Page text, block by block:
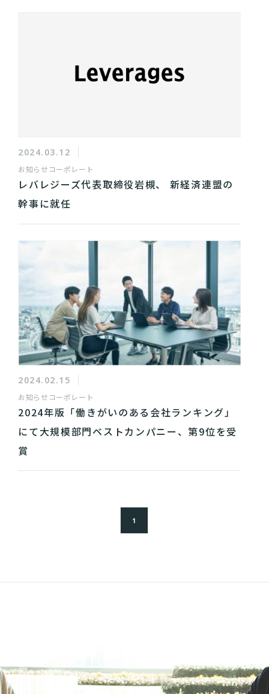
2024.03.12
お知らせ コーポレート
レバレジーズ代表取締役岩槻、 新経済連盟の
幹事に就任
2024.02.15
お知らせ コーポレート
2024年版「働きがいのある会社ランキング」
にて大規模部門ベストカンパニー、第9位を受
賞
1